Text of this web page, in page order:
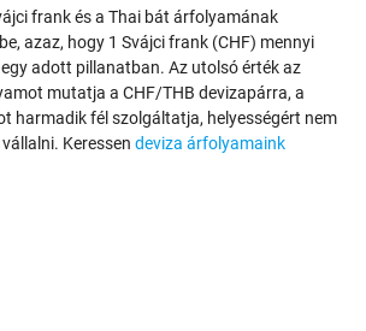
frank és a Thai bát árfolyamának
azaz, hogy 1 Svájci frank (CHF) mennyi
adott pillanatban. Az utolsó érték az
mutatja a CHF/THB devizapárra, a
harmadik fél szolgáltatja, helyességért nem
Keressendeviza árfolyamaink